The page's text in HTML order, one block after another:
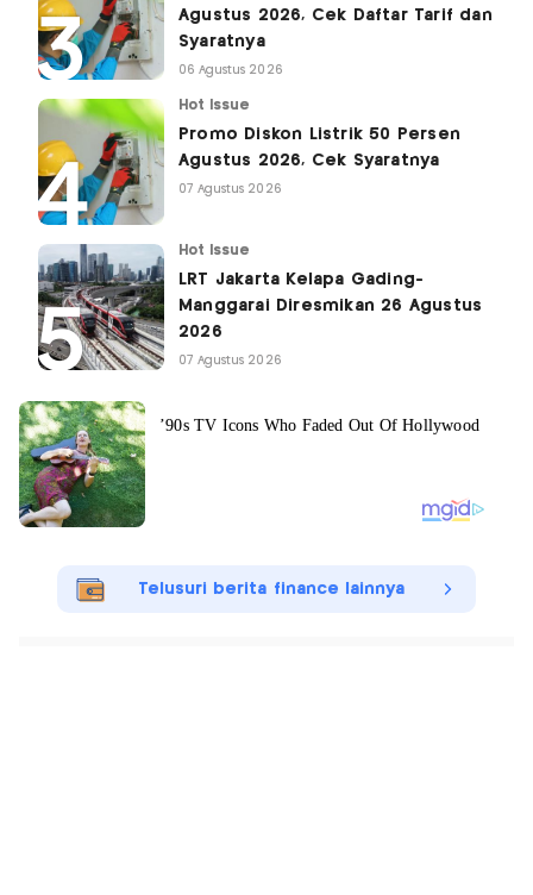
Agustus 2026, Cek Daftar Tarif dan
Syaratnya
06 Agustus 2026
Hot Issue
Promo Diskon Listrik 50 Persen
Agustus 2026, Cek Syaratnya
07 Agustus 2026
Hot Issue
LRT Jakarta Kelapa Gading-
Manggarai Diresmikan 26 Agustus
2026
07 Agustus 2026
Telusuri berita finance lainnya